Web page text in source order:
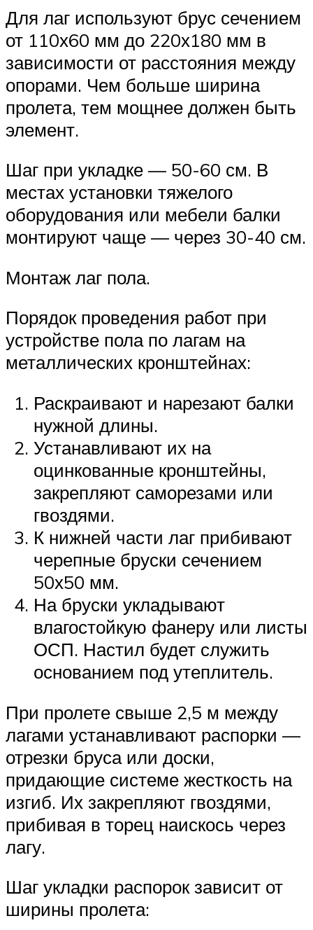
Для лаг используют брус сечением
от 110х60 мм до 220х180 мм в
зависимости от расстояния между
опорами. Чем больше ширина
пролета, тем мощнее должен быть
элемент.
Шаг при укладке — 50-60 см. В
местах установки тяжелого
оборудования или мебели балки
монтируют чаще — через 30-40 см.
Монтаж лаг пола.
Порядок проведения работ при
устройстве пола по лагам на
металлических кронштейнах:
Раскраивают и нарезают балки
нужной длины.
Устанавливают их на
оцинкованные кронштейны,
закрепляют саморезами или
гвоздями.
К нижней части лаг прибивают
черепные бруски сечением
50х50 мм.
На бруски укладывают
влагостойкую фанеру или листы
ОСП. Настил будет служить
основанием под утеплитель.
При пролете свыше 2,5 м между
лагами устанавливают распорки —
отрезки бруса или доски,
придающие системе жесткость на
изгиб. Их закрепляют гвоздями,
прибивая в торец наискось через
лагу.
Шаг укладки распорок зависит от
ширины пролета: